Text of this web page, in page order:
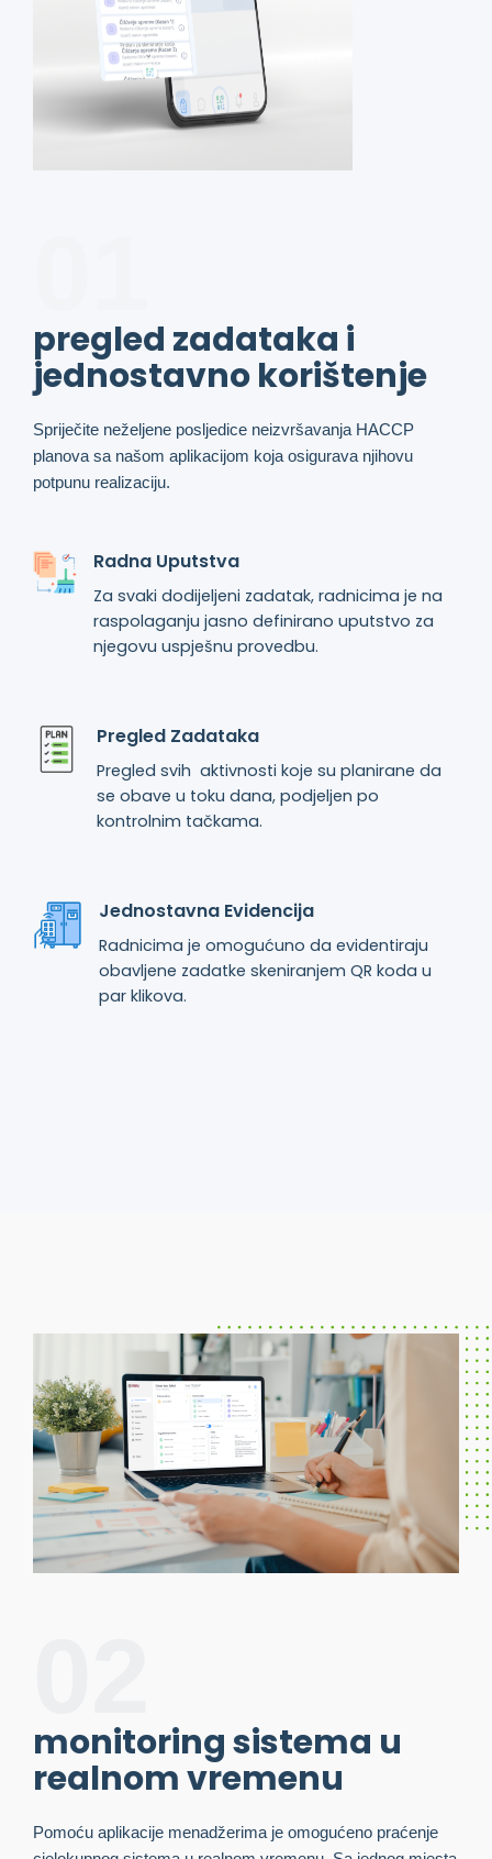
pregled zadataka i
jednostavno korištenje
Spriječite neželjene posljedice neizvršavanja HACCP
planova sa našom aplikacijom koja osigurava njihovu
potpunu realizaciju.
Radna Uputstva
Za svaki dodijeljeni zadatak, radnicima je na
raspolaganju jasno definirano uputstvo za
njegovu uspješnu provedbu.
Pregled Zadataka
Pregled svih aktivnosti koje su planirane da
se obave u toku dana, podjeljen po
kontrolnim tačkama.
Jednostavna Evidencija
Radnicima je omogućuno da evidentiraju
obavljene zadatke skeniranjem QR koda u
par klikova.
monitoring sistema u
realnom vremenu
Pomoću aplikacije menadžerima je omogućeno praćenje